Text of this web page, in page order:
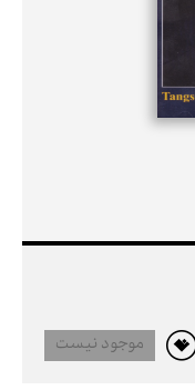
موجود نیست